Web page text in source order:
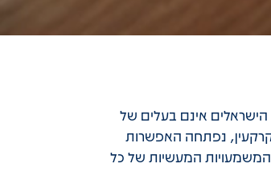
רוב הישראלים אינם בעלים של
נפתחה האפשרות
המעשיות של כל